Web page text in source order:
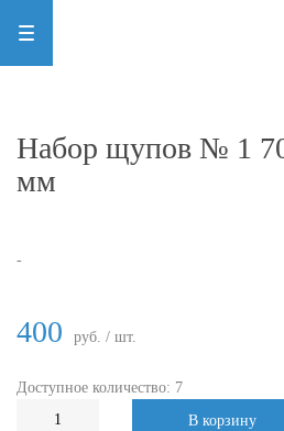
Набор щупов № 1
мм
-
400 руб. / шт.
Доступное количество: 7
В корзину